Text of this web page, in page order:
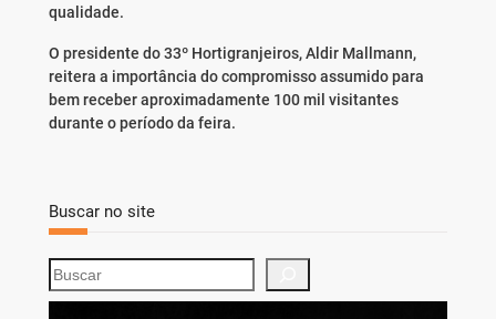
qualidade.
O presidente do 33º Hortigranjeiros, Aldir Mallmann,
reitera a importância do compromisso assumido para
bem receber aproximadamente 100 mil visitantes
durante o período da feira.
Buscar no site
S
e